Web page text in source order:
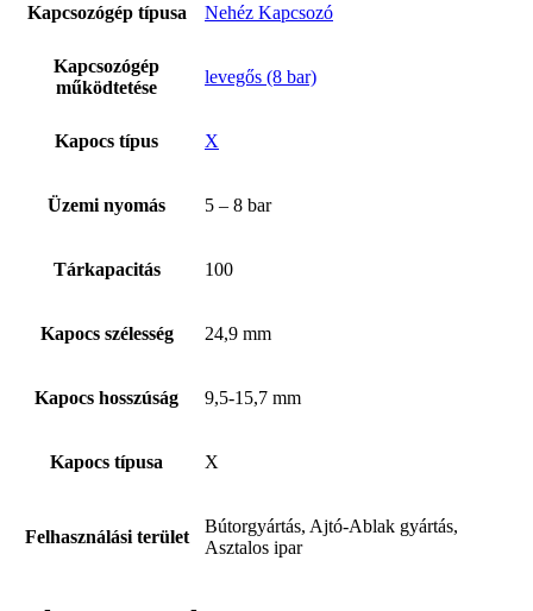
Kapcsozógép típusa Nehéz Kapcsozó
Kapcsozógép
működtetése
levegős (8 bar)
Kapocs típus X
Üzemi nyomás 5 – 8 bar
Tárkapacitás 100
Kapocs szélesség 24,9 mm
Kapocs hosszúság 9,5-15,7 mm
Kapocs típusa X
Felhasználási terület
Bútorgyártás, Ajtó-Ablak gyártás,
Asztalos ipar